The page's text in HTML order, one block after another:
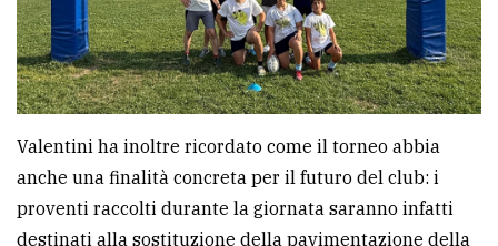
Valentini ha inoltre ricordato come il torneo abbia
anche una finalità concreta per il futuro del club: i
proventi raccolti durante la giornata saranno infatti
destinati alla sostituzione della pavimentazione della